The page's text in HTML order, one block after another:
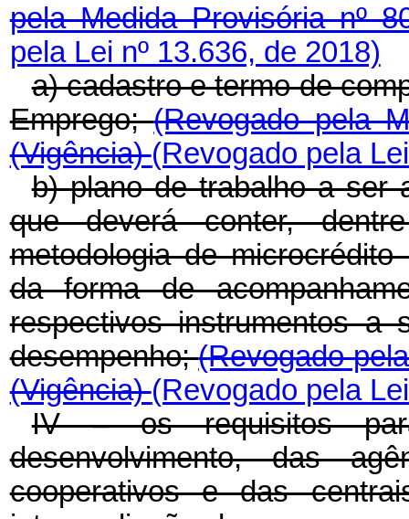
pela Medida Provisória nº
pela Lei nº 13.636, de 2018)
a) cadastro e termo de
Emprego;(Revogado pela
(Vigência)(Revogado pela
b) plano de trabalho a ser
que deverá conter,
metodologia de
da forma de
respectivos instrumentos a
desempenho;(Revogado
(Vigência)(Revogado pela
IV – os requisitos
desenvolvimento, das
cooperativos e das